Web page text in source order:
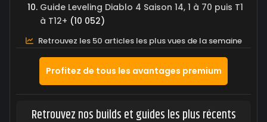
Guide Leveling Diablo 4 Saison 14, 1 à 70 puis T1
à T12+ (10 052)
Retrouvez les 50 articles les plus vues de la semaine
Profitez de tous les avantages premium
Retrouvez nos builds et guides les plus récents